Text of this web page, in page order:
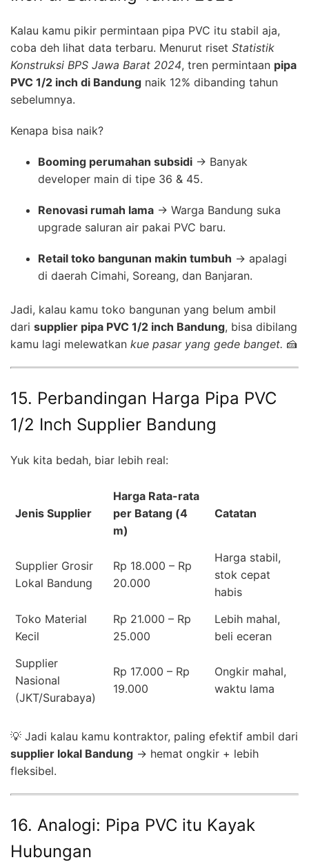
Kalau kamu pikir permintaan pipa PVC itu stabil aja,
coba deh lihat data terbaru. Menurut riset Statistik
Konstruksi BPS Jawa Barat 2024, tren permintaan pipa
PVC 1/2 inch di Bandung naik 12% dibanding tahun
sebelumnya.
Kenapa bisa naik?
Booming perumahan subsidi → Banyak
developer main di tipe 36 & 45.
Renovasi rumah lama → Warga Bandung suka
upgrade saluran air pakai PVC baru.
Retail toko bangunan makin tumbuh → apalagi
di daerah Cimahi, Soreang, dan Banjaran.
Jadi, kalau kamu toko bangunan yang belum ambil
dari supplier pipa PVC 1/2 inch Bandung, bisa dibilang
kamu lagi melewatkan kue pasar yang gede banget. 🍰
15. Perbandingan Harga Pipa PVC
1/2 Inch Supplier Bandung
Yuk kita bedah, biar lebih real:
Jenis Supplier
Harga Rata-rata
per Batang (4
m)
Catatan
Supplier Grosir
Lokal Bandung
Rp 18.000 – Rp
20.000
Harga stabil,
stok cepat
habis
Toko Material
Kecil
Rp 21.000 – Rp
25.000
Lebih mahal,
beli eceran
Supplier
Nasional
(JKT/Surabaya)
Rp 17.000 – Rp
19.000
Ongkir mahal,
waktu lama
💡 Jadi kalau kamu kontraktor, paling efektif ambil dari
supplier lokal Bandung → hemat ongkir + lebih
fleksibel.
16. Analogi: Pipa PVC itu Kayak
Hubungan